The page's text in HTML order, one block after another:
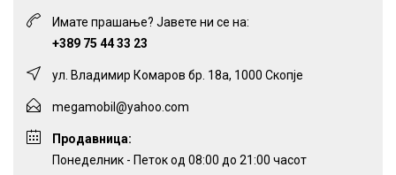
Имате прашање? Јавете ни се на:
+389 75 44 33 23
ул. Владимир Комаров бр. 18а, 1000 Скопје
megamobil@yahoo.com
Продавница:
Понеделник - Петок од 08:00 до 21:00 часот